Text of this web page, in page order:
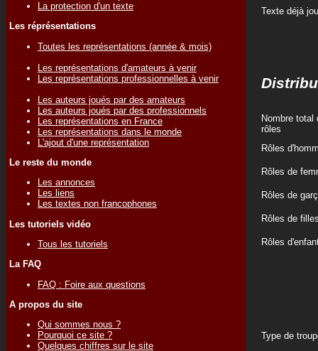
La protection d'un texte
Les réprésentations
Toutes les représentations (année & mois)
Les représentations d'amateurs à venir
Les représentations professionnelles à venir
Les auteurs joués par des amateurs
Les auteurs joués par des professionnels
Les représentations en France
Les représentations dans le monde
L'ajout d'une représentation
Le reste du monde
Les annonces
Les liens
Les textes non francophones
Les tutoriels vidéo
Tous les tutoriels
La FAQ
FAQ : Foire aux questions
A propos du site
Qui sommes nous ?
Pourquoi ce site ?
Quelques chiffres sur le site
Texte déjà
Nombre total
rôles
Rôles
Rôles de
Rôles de
Rôles de
Rôles
Type de